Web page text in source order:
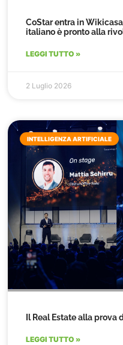
CoStar entra in
italiano è pronto alla
LEGGI TUTTO »
2 Luglio 2026
INTELLIGENZA ARTIFICIALE
Il Real Estate alla prova
LEGGI TUTTO »